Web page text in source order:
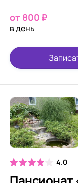
от 800 ₽
в день
4.0